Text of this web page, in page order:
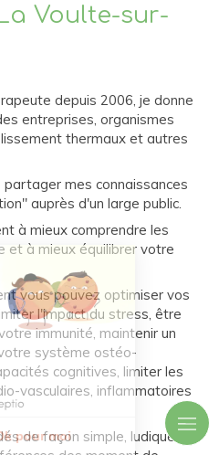
Voulte-sur-
depuis 2006, je donne
entreprises, organismes
thermaux et autres
mes connaissances
auprès d'un large public.
à mieux comprendre les
et à mieux équilibrer votre
vous pouvez optimiser vos
l'impact du stress, être
immunité, maintenir un
système ostéo-
cognitives, limiter les
vasculaires, inflammatoires
de façon simple, ludique et